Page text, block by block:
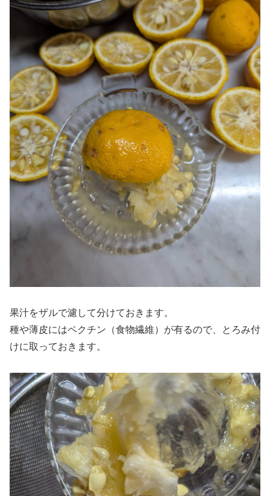
果汁をザルで濾して分けておきます。
種や薄皮にはペクチン（食物繊維）が有るので、とろみ付
けに取っておきます。